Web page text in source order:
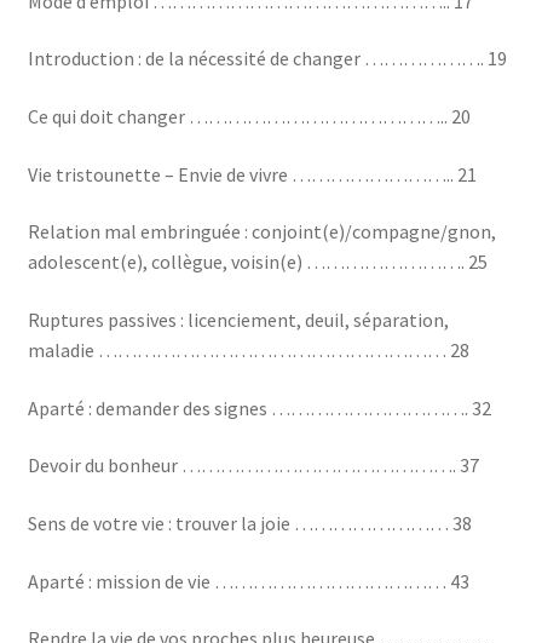
Introduction : de la nécessité de changer ………………. 19
Ce qui doit changer ………………………………….. 20
Vie tristounette – Envie de vivre …………………….. 21
Relation mal embringuée : conjoint(e)/compagne/gnon,
adolescent(e), collègue, voisin(e) ……………………. 25
Ruptures passives : licenciement, deuil, séparation,
maladie ……………………………………………… 28
Aparté : demander des signes …………………………. 32
Devoir du bonheur ……………………………………. 37
Sens de votre vie : trouver la joie …………………… 38
Aparté : mission de vie ……………………………… 43